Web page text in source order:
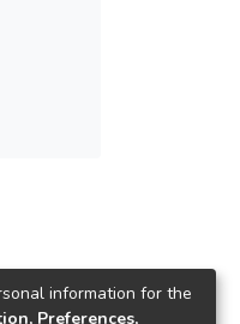
information for the
Preferences,